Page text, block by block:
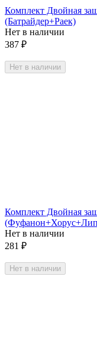
Комплект Двойная
(Батрайдер+Раек)
Нет в наличии
387 ₽
Нет в наличии
Комплект Двойная
Нет в наличии
281 ₽
Нет в наличии